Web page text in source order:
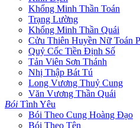
Khổng Minh Thần Toán
Trạng Lường
Khổng Minh Thần Quái
Cửu Thiên Huyền Nữ Toán
Quỷ Cốc Tiền Định Số
Tản Viên Sơn Thánh
Nhị Thập Bát Tú
Long Vương Thuỷ Cung
Văn Vương Thần Quái
Bói Tình Yêu
Bói Theo Cung Hoàng Đạo
Bói Theo Tên